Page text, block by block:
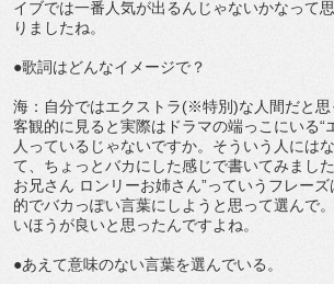
イブでは一番人気が出るんじゃないかなって
りましたね。
●歌詞はどんなイメージで？
海：自分ではエクストラ(※特別)な人間だと思
客観的に見ると実際はドラマの端っこにいる“
人っているじゃないですか。そういう人には
て、ちょっとバカにした感じで書いてみまし
お兄さん ロンリーお姉さん”っていうフレー
的でバカっぽい言葉にしようと思って選んで
いほうが良いと思ったんですよね。
●あえて意味のない言葉を選んでいる。